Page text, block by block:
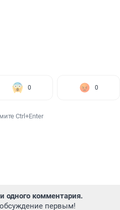
0 0
Ctrl+Enter
одного комментария.
первым!